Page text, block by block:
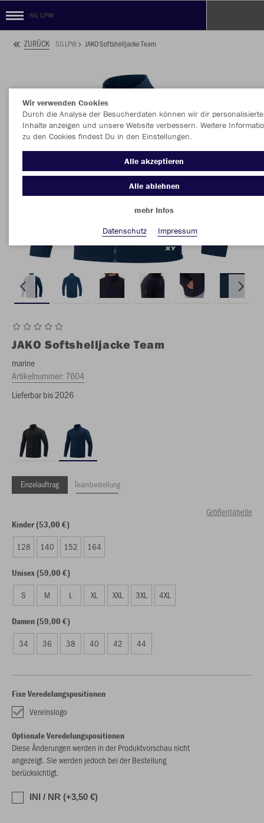
SG LPW
ZURÜCK SG LPW JAKO Softshelljacke Team
JAKO Softshelljacke Team
marine
Artikelnummer: 7604
Lieferbar bis 2026
Einzelauftrag Teambestellung
Größentabelle
Kinder (53,00 €)
128 140 152 164
Unisex (59,00 €)
S M L XL XXL 3XL 4XL
Damen (59,00 €)
34 36 38 40 42 44
Fixe Veredelungspositionen
Vereinslogo
Optionale Veredelungspositionen
Diese Änderungen werden in der Produktvorschau nicht
angezeigt. Sie werden jedoch bei der Bestellung
berücksichtigt.
INI / NR (+3,50 €)
Wir verwenden Cookies
Durch die Analyse der Besucherdaten können wir dir personalisierte
Inhalte anzeigen und unsere Website verbessern. Weitere
zu den Cookies findest Du in den Einstellungen.
Alle akzeptieren
Alle ablehnen
mehr Infos
Datenschutz
Impressum